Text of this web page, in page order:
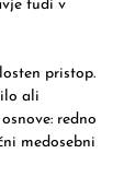
tudi v
pristop.
ali
redno
medosebni